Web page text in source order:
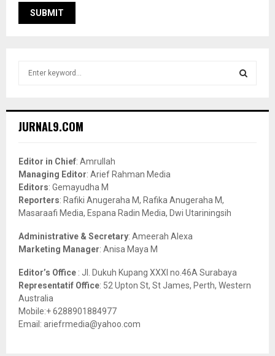
h
o
r
:
JURNAL9.COM
Editor in Chief: Amrullah
Managing Editor: Arief Rahman Media
Editors: Gemayudha M
Reporters: Rafiki Anugeraha M, Rafika Anugeraha M,
Masaraafi Media, Espana Radin Media, Dwi Utariningsih
Administrative & Secretary: Ameerah Alexa
Marketing Manager: Anisa Maya M
Editor’s Office : Jl. Dukuh Kupang XXXI no.46A Surabaya
Representatif Office: 52 Upton St, St James, Perth, Western
Australia
Mobile:+ 6288901884977
Email: ariefrmedia@yahoo.com